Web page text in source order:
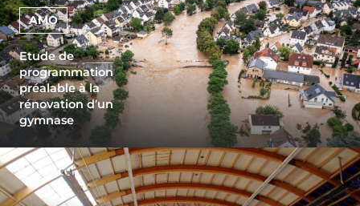
AMO
Etude de
programmation
préalable à la
rénovation d’un
gymnase